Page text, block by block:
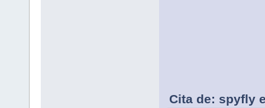
Cita de: spyfly